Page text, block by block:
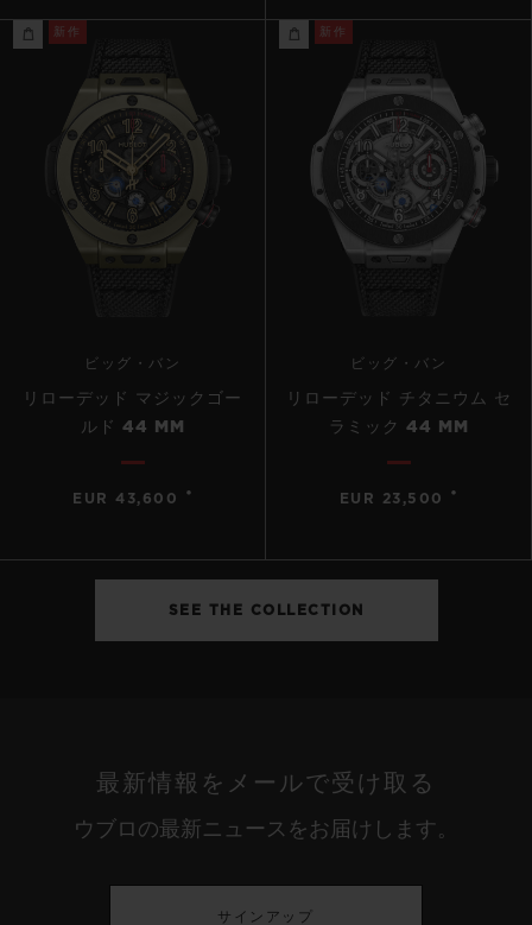
新作
ビッグ・バン
リローデッド マジックゴー
ルド 44 MM
EUR 43,600 •
新作
ビッグ・バン
リローデッド チタニウム セ
ラミック 44 MM
EUR 23,500 •
SEE THE COLLECTION
最新情報をメールで受け取る
ウブロの最新ニュースをお届けします。
サインアップ